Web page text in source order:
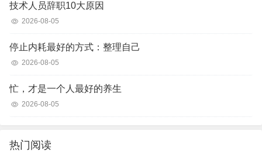
技术人员辞职10大原因
2026-08-05
停止内耗最好的方式：整理自己
2026-08-05
忙，才是一个人最好的养生
2026-08-05
热门阅读